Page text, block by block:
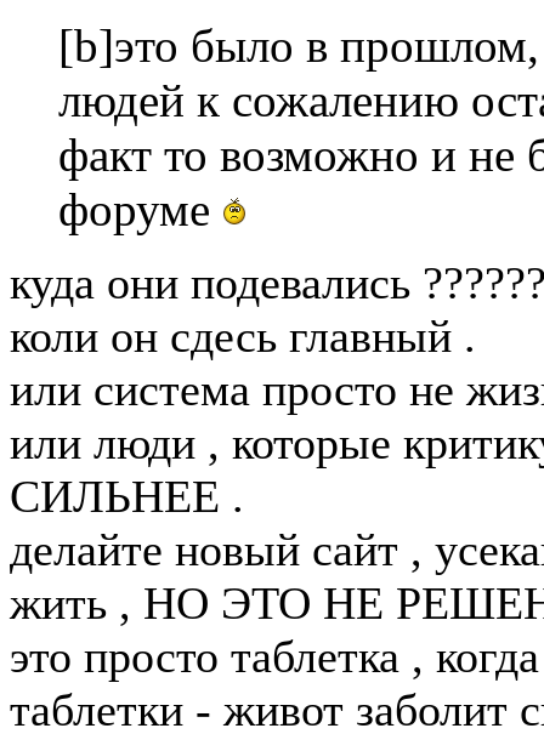
[b]это было в прошлом,
людей к сожалению
факт то возможно и не
форуме
куда они подевались
коли он сдесь главный .
или система просто не
или люди , которые
СИЛЬНЕЕ .
делайте новый сайт ,
жить , НО ЭТО НЕ
это просто таблетка ,
таблетки - живот заболит